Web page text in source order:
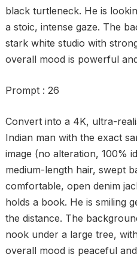
black turtleneck. He is
a stoic, intense gaze. The
stark white studio with
overall mood is powerful
Prompt : 26
Convert into a 4K, ultra-
Indian man with the exact
image (no alteration, 100%
medium-length hair, swept
comfortable, open denim
holds a book. He is smiling
the distance. The
nook under a large tree,
overall mood is peaceful